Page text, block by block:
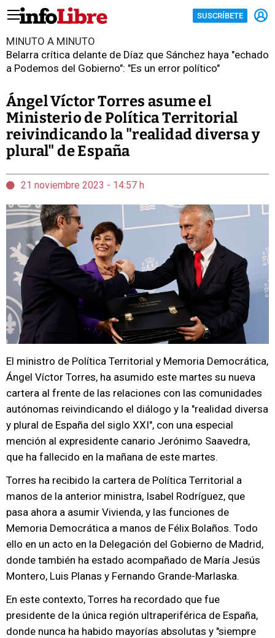
SUSCRÍBETE
MINUTO A MINUTO
Belarra crítica delante de Díaz que Sánchez haya "echado
a Podemos del Gobierno": "Es un error político"
Ángel Víctor Torres asume el
Ministerio de Política Territorial
reivindicando la "realidad diversa y
plural" de España
21 noviembre 2023 - 14:57 h
El ministro de Política Territorial y Memoria Democrática,
Ángel Víctor Torres, ha asumido este martes su nueva
cartera al frente de las relaciones con las comunidades
autónomas reivindicando el diálogo y la "realidad diversa
y plural de España del siglo XXI", con una especial
mención al expresidente canario Jerónimo Saavedra,
que ha fallecido en la mañana de este martes.
Torres ha recibido la cartera de Política Territorial a
manos de la anterior ministra, Isabel Rodríguez, que
pasa ahora a asumir Vivienda, y las funciones de
Memoria Democrática a manos de Félix Bolaños. Todo
ello en un acto en la Delegación del Gobierno de Madrid,
donde también ha estado acompañado de María Jesús
Montero, Luis Planas y Fernando Grande-Marlaska.
En este contexto, Torres ha recordado que fue
presidente de la única región ultraperiférica de España,
donde nunca ha habido mayorías absolutas y "siempre